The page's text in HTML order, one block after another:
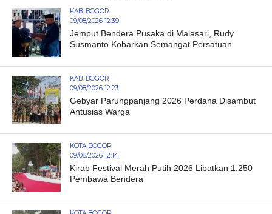
KAB. BOGOR
09/08/2026 12:39
Jemput Bendera Pusaka di Malasari, Rudy
Susmanto Kobarkan Semangat Persatuan
KAB. BOGOR
09/08/2026 12:23
Gebyar Parungpanjang 2026 Perdana Disambut
Antusias Warga
KOTA BOGOR
09/08/2026 12:14
Kirab Festival Merah Putih 2026 Libatkan 1.250
Pembawa Bendera